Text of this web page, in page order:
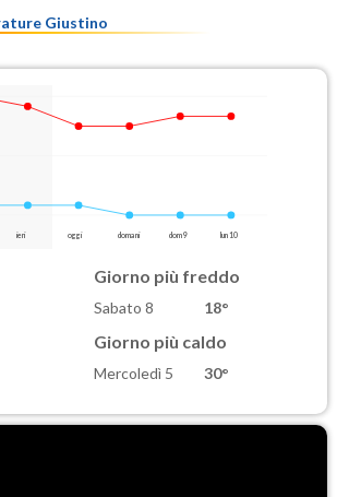
Giustino
ieri oggi domani dom 9 lun 10
Giorno più freddo
Sabato 8 18°
Giorno più caldo
Mercoledì 5 30°